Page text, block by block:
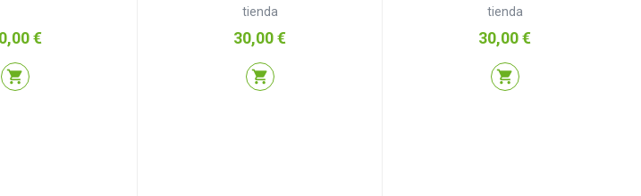
€
shopping_cart
tienda
Precio
30,00 €
shopping_cart
tienda
Precio
30,00 €
shopping_cart